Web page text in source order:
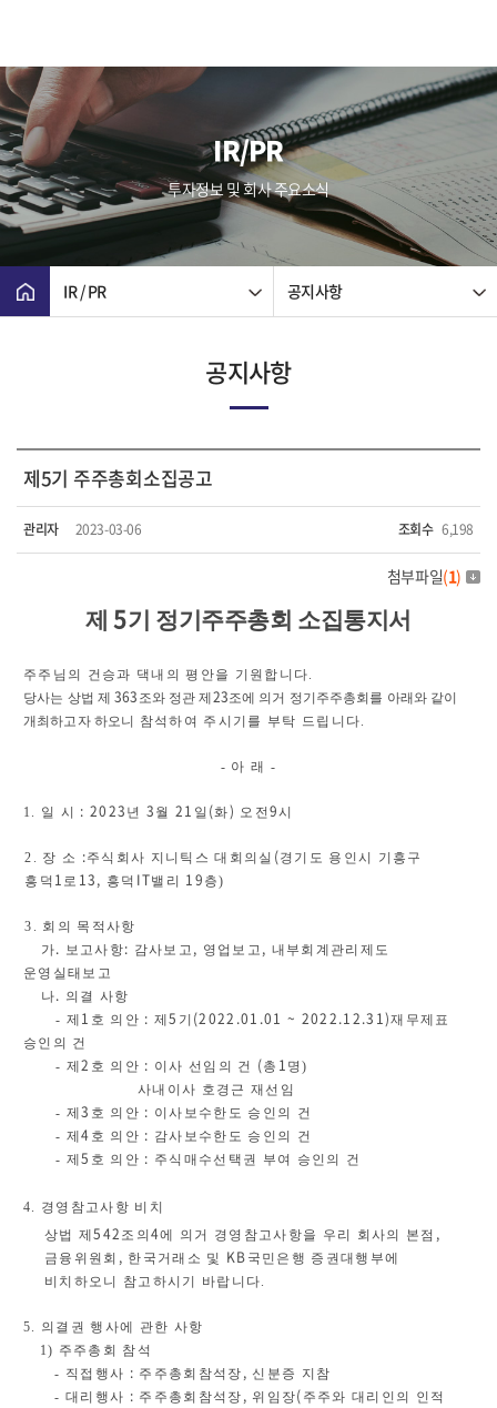
IR/PR
투자정보 및 회사 주요소식
IR / PR 공지사항
공지사항
제5기 주주총회소집공고
관리자 2023-03-06 조회수 6,198
첨부파일(1)
제5기 정기주주총회 소집통지서
주주님의 건승과 댁내의 평안을 기원합니다.
당사는 상법 제 363 조와 정관 제 23조에 의거 정기주주총회를 아래와 같이
개최하고자 하오니
참석하여 주시기를 부탁 드립니다.
- 아 래 -
1. 일 시 : 2023 년 3 월21 일 (화) 오전9시
2. 장 소 :주식회사 지니틱스 대회의실 (경기도 용인시 기흥구
흥덕 1 로 13, 흥덕 IT밸리 19 층)
3. 회의 목적사항
가. 보고사항: 감사보고 , 영업보고 , 내부회계관리제도
운영실태보고
나. 의결 사항
- 제 1 호 의안 :제5 기 (2022.01.01 ~ 2022.12.31)재무제표
승인의 건
- 제2 호 의안 : 이사 선임의 건 (총 1 명)
사내이사 호경근 재선임
- 제3 호 의안 : 이사보수한도 승인의 건
- 제4 호 의안 : 감사보수한도 승인의 건
- 제5 호 의안 : 주식매수선택권 부여 승인의 건
4. 경영참고사항 비치
상법 제542 조의 4에 의거 경영참고사항을 우리 회사의 본점 ,
금융위원회 , 한국거래소 및 KB 국민은행 증권대행부에
비치하오니 참고하시기 바랍니다.
5. 의결권 행사에 관한 사항
1) 주주총회 참석
- 직접행사 : 주주총회참석장 , 신분증 지참
-대리행사 : 주주총회참석장 ,위임장( 주주와 대리인의 인적